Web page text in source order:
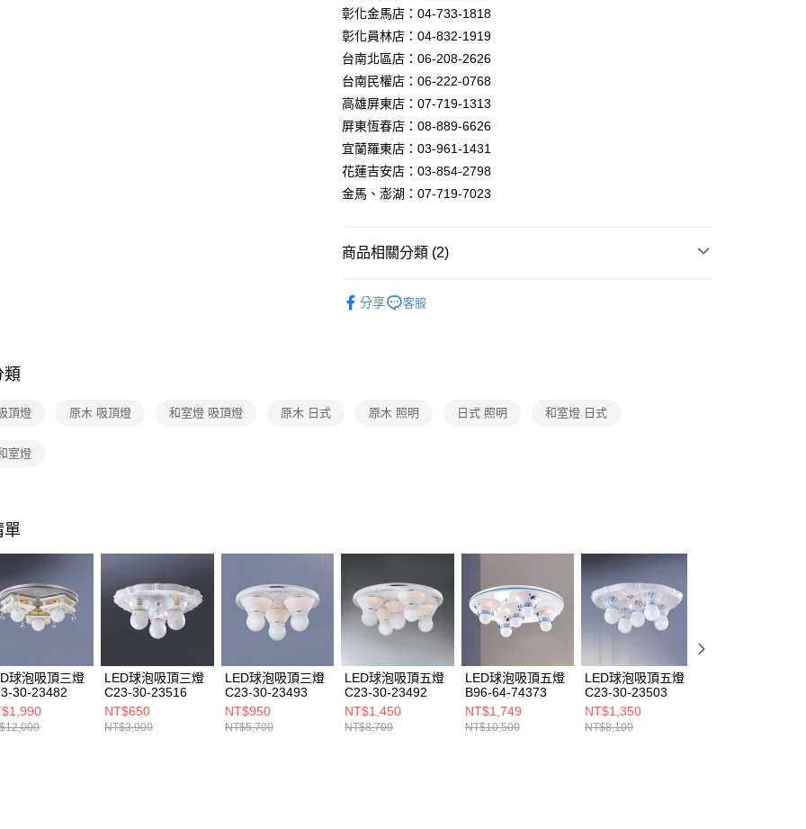
AFTEE先享後付
相關說明
【關於「AFTEE先享後付」】
AFTEE先享後付是「在收到商品之後才付款」的支付方式。 讓您購物簡單
便利好安心！
１．簡單：不需註冊會員、不需綁卡、不需儲值。
２．便利：只要手機號碼，簡訊認證，即可結帳。
【「AFTEE先享後付」結帳流程】
１．於結帳方式選擇「AFTEE先享後付」後，將跳轉至「AFTEE先享後
付」結帳頁面，進行簡訊認證並確認金額後，即可完成結帳。
／ATM／網路銀行／等多元方式進行付款，方視為交易完成。
先享後付繳納相關費用。
交易，需依本服務之必要範圍內提供個人資料，並將交易相關給付款項請
形，恩沛科技股份有限公司將有權停止該用戶之使用額度並採取法律行
動。
ATM付款
運送方式
每筆NT$180，滿NT$5,000(含以上)免運費
彰化金馬店：04-733-1818
彰化員林店：04-832-1919
台南北區店：06-208-2626
台南民權店：06-222-0768
高雄屏東店：07-719-1313
屏東恆春店：08-889-6626
宜蘭羅東店：03-961-1431
花蓮吉安店：03-854-2798
金馬、澎湖：07-719-7023
商品相關分類 (2)
分享 客服
類
頂燈 原木 吸頂燈 和室燈 吸頂燈 原木 日式 原木 照明 日式 照明 和室燈 日式
室燈
單
球泡吸頂三燈
30-23482
LED球泡吸頂三燈
C23-30-23516
NT$650
NT$3,900
LED球泡吸頂三燈
C23-30-23493
NT$950
NT$5,700
LED球泡吸頂五燈
C23-30-23492
NT$1,450
NT$8,700
LED球泡吸頂五燈
B96-64-74373
NT$1,749
NT$10,500
LED球泡吸頂五燈
C23-30-23503
NT$1,350
NT$8,100